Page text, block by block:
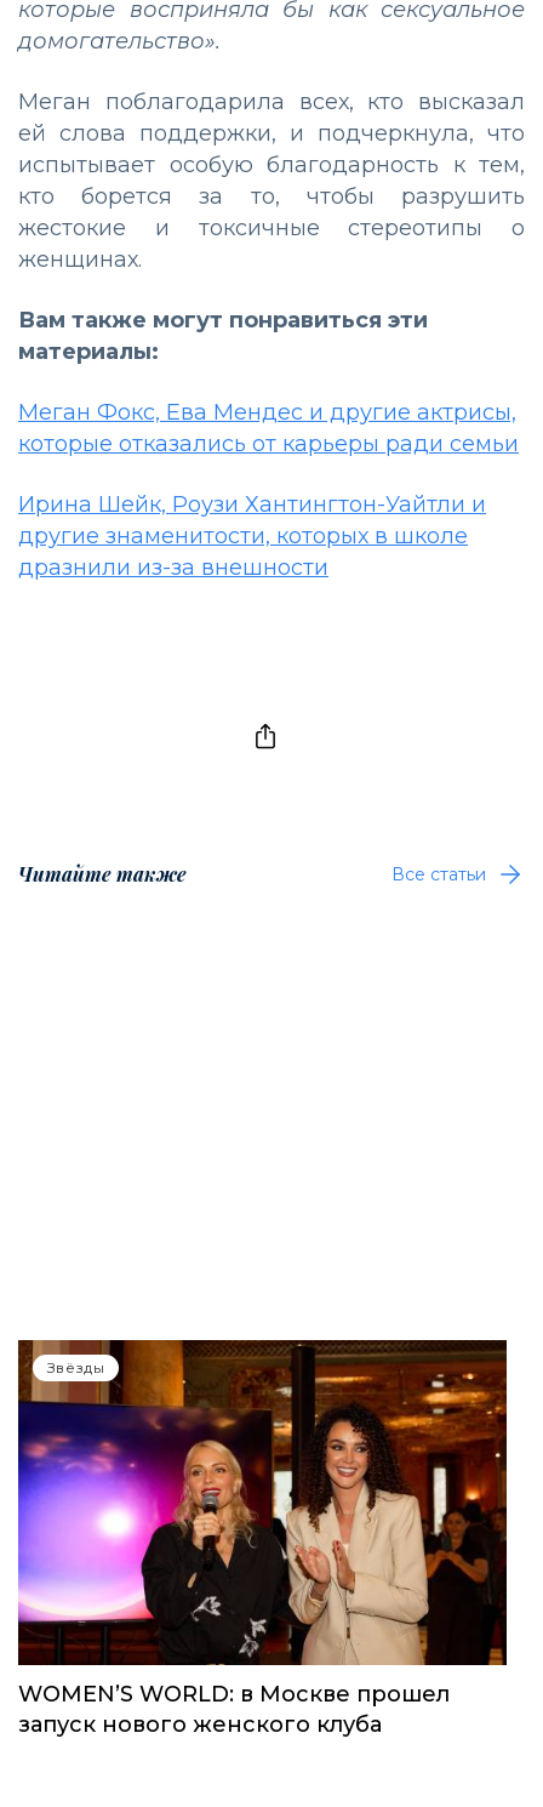
которые восприняла бы как сексуальное
домогательство».
Меган поблагодарила всех, кто высказал
ей слова поддержки, и подчеркнула, что
испытывает особую благодарность к тем,
кто борется за то, чтобы разрушить
жестокие и токсичные стереотипы о
женщинах.
Вам также могут понравиться эти
материалы:
Меган Фокс, Ева Мендес и другие актрисы,
которые отказались от карьеры ради семьи
Ирина Шейк, Роузи Хантингтон-Уайтли и
другие знаменитости, которых в школе
дразнили из-за внешности
Читайте также Все статьи
Звёзды
WOMEN’S WORLD: в Москве прошел
запуск нового женского клуба